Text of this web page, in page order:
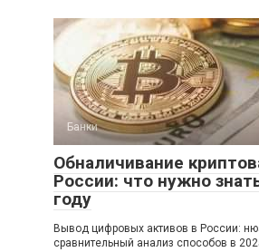
Банки
Обналичивание
России: что нужно
году
Вывод цифровых активов в России:
сравнительный анализ способов в